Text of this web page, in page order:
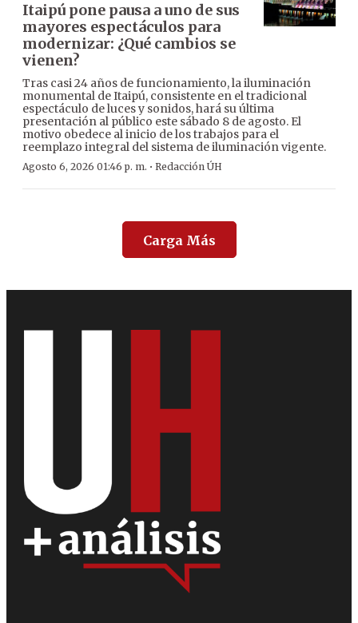
Itaipú pone pausa a uno de sus
mayores espectáculos para
modernizar: ¿Qué cambios se
vienen?
Tras casi 24 años de funcionamiento, la iluminación
monumental de Itaipú, consistente en el tradicional
espectáculo de luces y sonidos, hará su última
presentación al público este sábado 8 de agosto. El
motivo obedece al inicio de los trabajos para el
reemplazo integral del sistema de iluminación vigente.
Agosto 6, 2026 01:46 p. m. · Redacción ÚH
Carga Más